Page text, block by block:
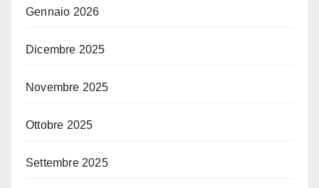
Gennaio 2026
Dicembre 2025
Novembre 2025
Ottobre 2025
Settembre 2025